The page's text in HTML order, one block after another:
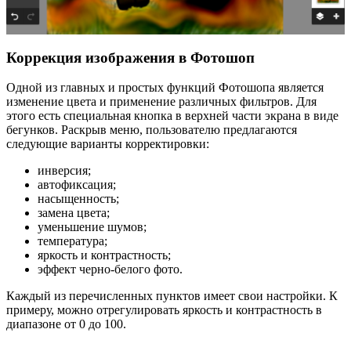
Коррекция изображения в Фотошоп
Одной из главных и простых функций Фотошопа является
изменение цвета и применение различных фильтров. Для
этого есть специальная кнопка в верхней части экрана в виде
бегунков. Раскрыв меню, пользователю предлагаются
следующие варианты корректировки:
инверсия;
автофиксация;
насыщенность;
замена цвета;
уменьшение шумов;
температура;
яркость и контрастность;
эффект черно-белого фото.
Каждый из перечисленных пунктов имеет свои настройки. К
примеру, можно отрегулировать яркость и контрастность в
диапазоне от 0 до 100.